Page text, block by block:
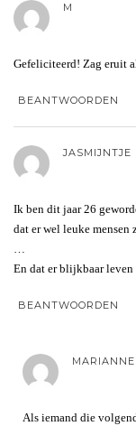
M
Gefeliciteerd! Zag eruit
BEANTWOORDEN
JASMIJNTJE
Ik ben dit jaar 26
dat er wel leuke mensen
…
En dat er blijkbaar
BEANTWOORDEN
MARIANNE
Als iemand die